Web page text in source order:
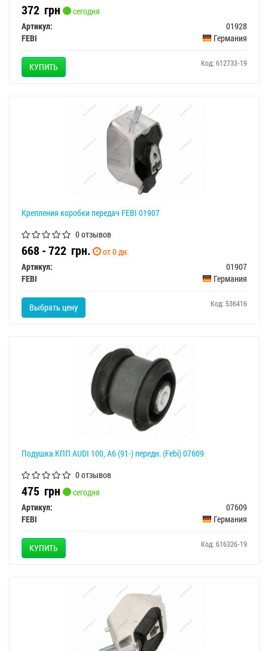
372 грн
сегодня
Артикул:
01928
FEBI
Германия
КУПИТЬ Код: 612733-19
Крепления коробки передач FEBI 01907
0 отзывов
668 - 722 грн.
от 0 дн.
Артикул:
01907
FEBI
Германия
Выбрать цену Код: 536416
Подушка КПП AUDI 100, A6 (91-) передн. (Febi) 07609
0 отзывов
475 грн
сегодня
Артикул:
07609
FEBI
Германия
КУПИТЬ Код: 616326-19